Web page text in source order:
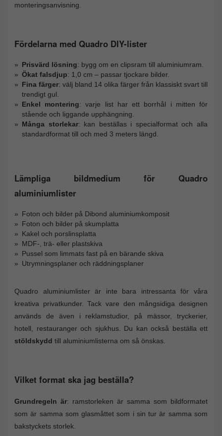
monteringsanvisning.
Fördelarna med Quadro DIY-lister
Prisvärd lösning: bygg om en clipsram till aluminiumram.
Ökat falsdjup: 1,0 cm – passar tjockare bilder.
Fina färger: välj bland 14 olika färger från klassiskt svart till
trendigt gul.
Enkel montering: varje list har ett borrhål i mitten för
stående och liggande upphängning.
Många storlekar: kan beställas i specialformat och alla
standardformat till och med 3 meters längd.
Lämpliga bildmedium för Quadro
aluminiumlister
Foton och bilder på Dibond aluminiumkomposit
Foton och bilder på skumplatta
Kakel och porslinsplatta
MDF-, trä- eller plastskiva
Pussel som limmats fast på en bärande skiva
Utrymningsplaner och räddningsplaner
Quadro aluminiumlister är inte bara intressanta för våra
kreativa privatkunder. Tack vare den mångsidiga designen
används de även i reklamstudior, på mässor, tryckerier,
hotell, restauranger och sjukhus. Du kan också beställa ett
stöldskydd till aluminiumlisterna om så önskas.
Vilket format ska jag beställa?
Grundregeln är: ramstorleken är samma som bildformatet
som är samma som glasmåttet som i sin tur är samma som
bakstyckets storlek.